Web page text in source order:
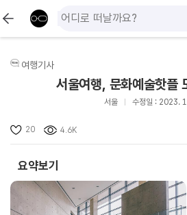
여행기사
서울여행, 문화예술핫플
서울 수정일 : 2023.
20 4.6K
요약보기